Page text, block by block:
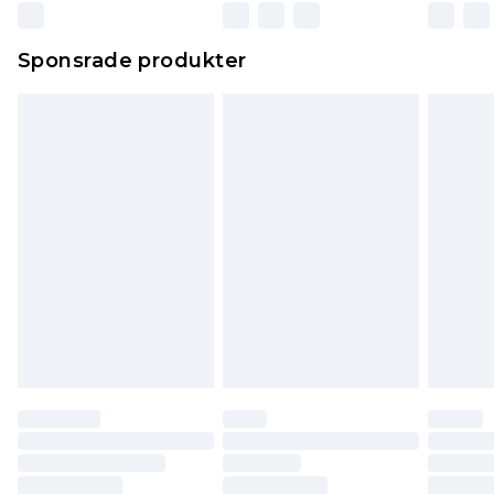
Sponsrade produkter